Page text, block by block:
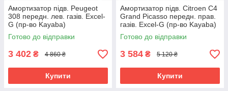
Амортизатор підв. Peugeot
308 передн. лев. газів. Excel-
G (пр-во Kayaba)
Готово до відправки
3 402 ₴ 4 860 ₴
Купити
Амортизатор підв. Citroen C4
Grand Picasso передн. прав.
газів. Excel-G (пр-во Kayaba)
Готово до відправки
3 584 ₴ 5 120 ₴
Купити